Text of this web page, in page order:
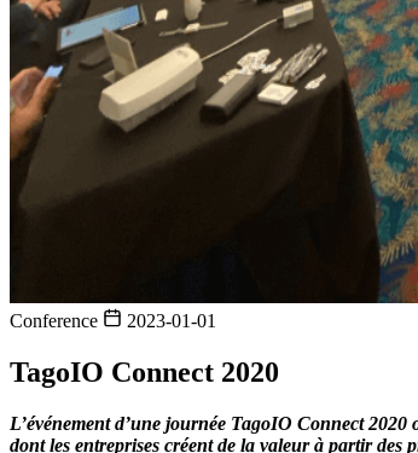
Conference 2023-01-01
TagoIO Connect 2020
L’événement d’une journée TagoIO Connect
dont les entreprises créent de la valeur à partir des